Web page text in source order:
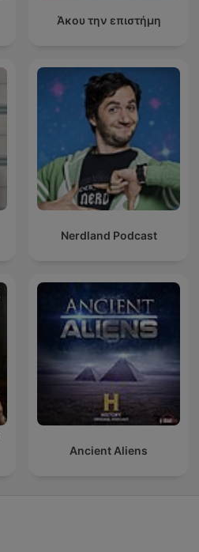
Άκου την επιστήμη
Nerdland Podcast
Ancient Aliens